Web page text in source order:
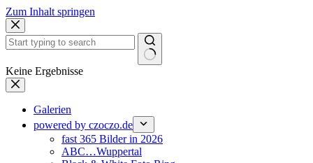
Zum Inhalt springen
Keine Ergebnisse
Galerien
powered by czoczo.de
fast 365 Bilder in 2026
ABC…Wuppertal